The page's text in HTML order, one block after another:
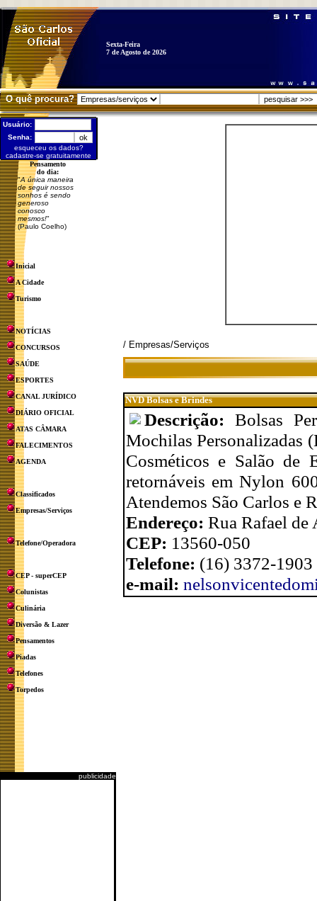
Sexta-Feira
7 de Agosto de 2026
O quê procura?
Usuário:
Senha:
esqueceu os dados?
cadastre-se gratuitamente
Pensamento
do dia:
"A única maneira
de seguir nossos
sonhos é sendo
generoso
conosco
mesmos!"
(Paulo Coelho)
Inicial
A Cidade
Turismo
NOTÍCIAS
CONCURSOS
SAÚDE
ESPORTES
CANAL JURÍDICO
DIÁRIO OFICIAL
ATAS CÂMARA
FALECIMENTOS
AGENDA
Classificados
Empresas/Serviços
Telefone/Operadora
CEP - superCEP
Colunistas
Culinária
Diversão & Lazer
Pensamentos
Piadas
Telefones
Torpedos
publicidade
/ Empresas/Serviços
NVD Bolsas e Brindes
Descrição: Bolsas
Mochilas Personalizadas
Cosméticos e Salão de
retornáveis em Nylon
Atendemos São Carlos e
Endereço: Rua Rafael de
CEP: 13560-050
Telefone: (16) 3372-
e-mail: